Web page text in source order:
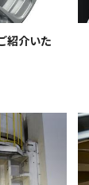
紹介いた